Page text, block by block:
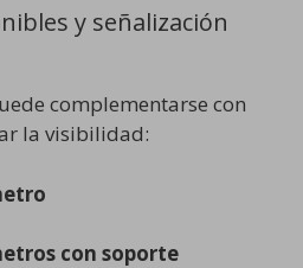
y señalización
complementarse con
la visibilidad:
con soporte